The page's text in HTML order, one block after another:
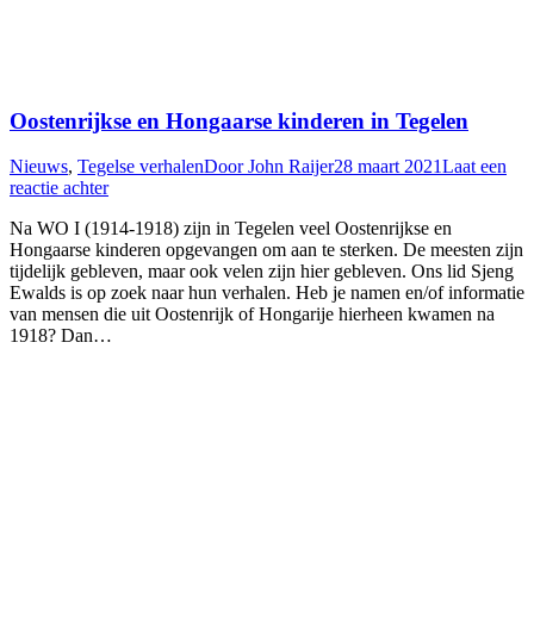
Oostenrijkse en Hongaarse kinderen in Tegelen
Nieuws, Tegelse verhalenDoorJohn Raijer28 maart 2021Laat een
reactie achter
Na WO I (1914-1918) zijn in Tegelen veel Oostenrijkse en
Hongaarse kinderen opgevangen om aan te sterken. De meesten zijn
tijdelijk gebleven, maar ook velen zijn hier gebleven. Ons lid Sjeng
Ewalds is op zoek naar hun verhalen. Heb je namen en/of informatie
van mensen die uit Oostenrijk of Hongarije hierheen kwamen na
1918? Dan…